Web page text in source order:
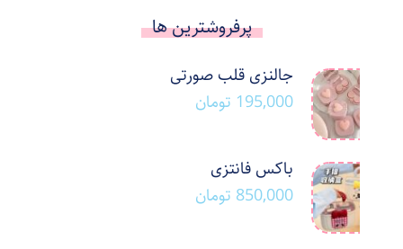
پرفروشترین ها
جالنزی قلب صورتی
195,000 تومان
باکس فانتزی
850,000 تومان